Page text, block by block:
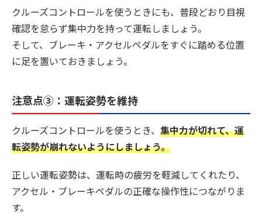
クルーズコントロールを使うときにも、普段どおり目視
確認を怠らず集中力を持って運転しましょう。
そして、ブレーキ・アクセルペダルをすぐに踏める位置
に足を置いておきましょう。
注意点③：運転姿勢を維持
クルーズコントロールを使うとき、 集中力が切れて、運
転姿勢が崩れないようにしましょう。
正しい運転姿勢は、運転時の疲労を軽減してくれたり、
アクセル・ブレーキペダルの正確な操作性につながりま
す。